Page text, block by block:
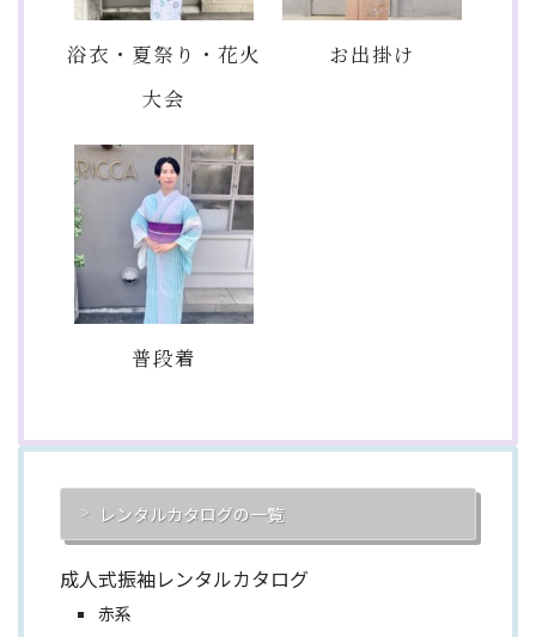
浴衣・夏祭り・花火
大会
お出掛け
普段着
レンタルカタログの一覧
成人式振袖レンタルカタログ
赤系